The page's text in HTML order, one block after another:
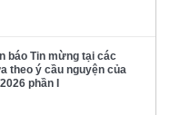
báo Tin mừng tại các
theo ý cầu nguyện của
phần I